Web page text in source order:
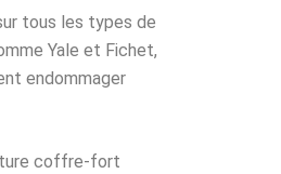
tous les types de
Yale et Fichet,
endommager
coffre-fort